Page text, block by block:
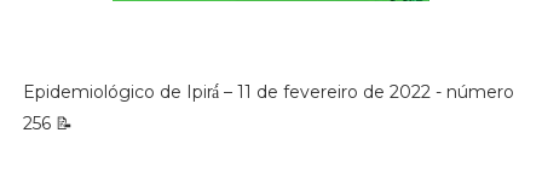
Epidemiológico de Ipirá́ – 11 de fevereiro de 2022 - número
256 📝